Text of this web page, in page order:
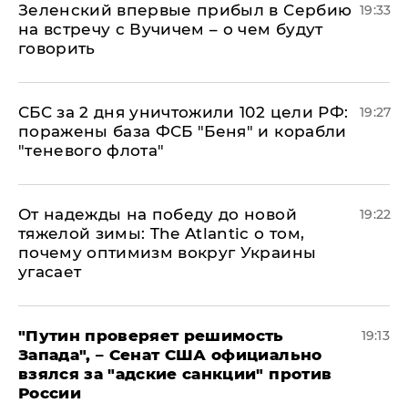
Зеленский впервые прибыл в Сербию
на встречу с Вучичем – о чем будут
говорить
19:33
СБС за 2 дня уничтожили 102 цели РФ:
поражены база ФСБ "Беня" и корабли
"теневого флота"
19:27
От надежды на победу до новой
тяжелой зимы: The Atlantic о том,
почему оптимизм вокруг Украины
угасает
19:22
"Путин проверяет решимость
Запада", – Сенат США официально
взялся за "адские санкции" против
России
19:13